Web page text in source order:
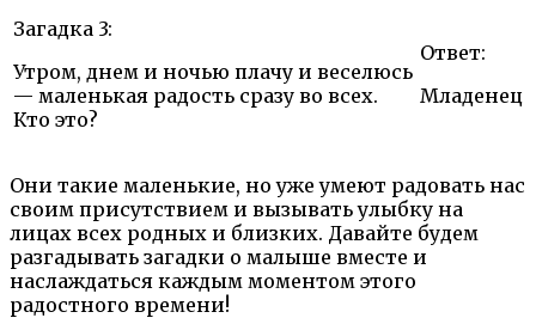
Загадка 3:
Утром, днем и ночью плачу и веселюсь
— маленькая радость сразу во всех.
Кто это?
Ответ:
Младенец
Они такие маленькие, но уже умеют радовать нас
своим присутствием и вызывать улыбку на
лицах всех родных и близких. Давайте будем
разгадывать загадки о малыше вместе и
наслаждаться каждым моментом этого
радостного времени!